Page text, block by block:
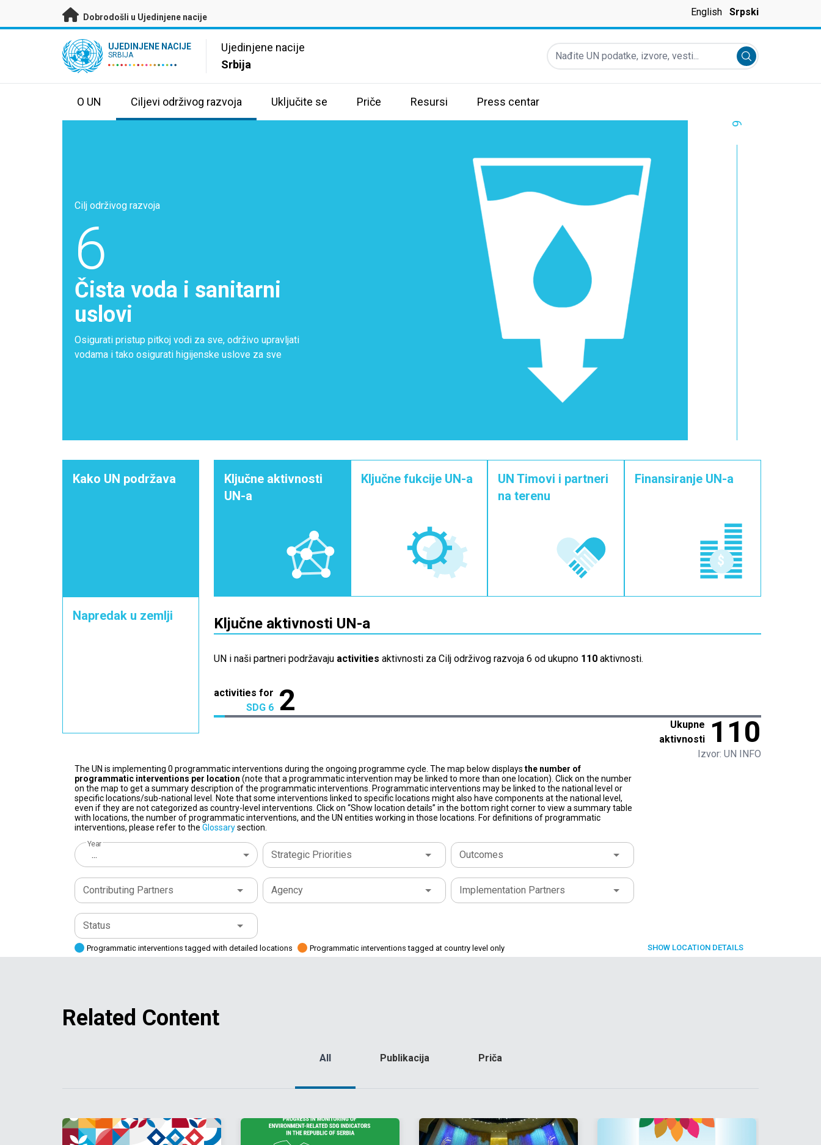
Preskoči na glavni sadržaj
Dobrodošli u Ujedinjene nacije English Srpski
UN Logo UJEDINJENE NACIJE
SRBIJA
Ujedinjene nacije
Srbija
Nađite UN podatke, izvore, vesti...
Submit search
O UN Ciljevi održivog razvoja Uključite se Priče Resursi Press centar
Cilj održivog razvoja
6
Čista voda i sanitarni
uslovi
Osigurati pristup pitkoj vodi za sve, održivo upravljati
vodama i tako osigurati higijenske uslove za sve
6
Kako UN podržava
Napredak u zemlji
Ključne aktivnosti
UN-a
Ključne fukcije UN-a
UN Timovi i partneri
na terenu
Finansiranje UN-a
Ključne aktivnosti UN-a
UN i naši partneri podržavaju activities aktivnosti za Cilj održivog razvoja 6 od ukupno 110 aktivnosti.
activities for
SDG 6 2
Ukupne
aktivnosti
110
Izvor: UN INFO
The UN is implementing 0 programmatic interventions during the ongoing programme cycle. The map below displays the number of
programmatic interventions per location (note that a programmatic intervention may be linked to more than one location). Click on the number
on the map to get a summary description of the programmatic interventions. Programmatic interventions may be linked to the national level or
specific locations/sub-national level. Note that some interventions linked to specific locations might also have components at the national level,
even if they are not categorized as country-level interventions. Click on “Show location details” in the bottom right corner to view a summary table
with locations, the number of programmatic interventions, and the UN entities working in those locations. For definitions of programmatic
interventions, please refer to the Glossarysection.
Year
... Strategic Priorities Outcomes
Contributing Partners Agency Implementation Partners
Status
Programmatic interventions tagged with detailed locations Programmatic interventions tagged at country level only SHOW LOCATION DETAILS
Related Content
All Publikacija Priča